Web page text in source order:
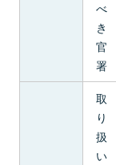
べ
き
官
署
取
り
扱
い